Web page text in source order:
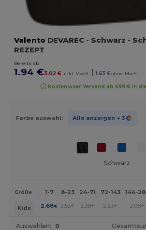
Valento DEVAREC - Schwarz -
REZEPT
Bereits ab
1.94 €3.02 € inkl. MwSt 1.63 €ohne MwSt
Kostenloser Versand ab 699 € in
Farbe auswahl: Alle anzeigen + 3
Schwarz
Größe 1-7 8-23 24-71 72-143 144-
Kids 2.68€ 2.53€ 2.38€ 2.23€ 2.08€
Auswahlen: 0